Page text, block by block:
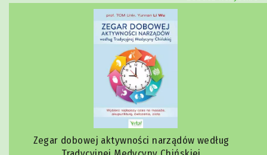
Zegar dobowej aktywności narządów według